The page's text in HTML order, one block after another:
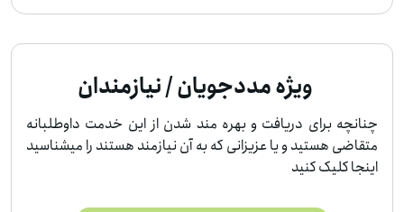
ویژه مددجویان / نیازمندان
چنانچه برای دریافت و بهره مند شدن از این خدمت داوطلبانه
متقاضی هستید و یا عزیزانی که به آن نیازمند هستند را میشناسید
اینجا کلیک کنید